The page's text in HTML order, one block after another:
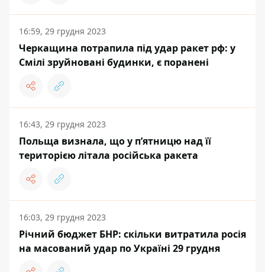
16:59, 29 грудня 2023
Черкащина потрапила під удар ракет рф: у
Смілі зруйновані будинки, є поранені
16:43, 29 грудня 2023
Польща визнала, що у пʼятницю над її
територією літала російська ракета
16:03, 29 грудня 2023
Річний бюджет БНР: скільки витратила росія
на масований удар по Україні 29 грудня